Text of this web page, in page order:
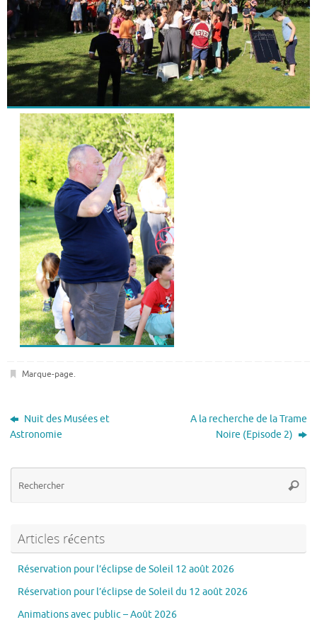
Marque-page.
Nuit des Musées et
Astronomie
A la recherche de la Trame
Noire (Episode 2)
Articles récents
Réservation pour l’éclipse de Soleil 12 août 2026
Réservation pour l’éclipse de Soleil du 12 août 2026
Animations avec public – Août 2026